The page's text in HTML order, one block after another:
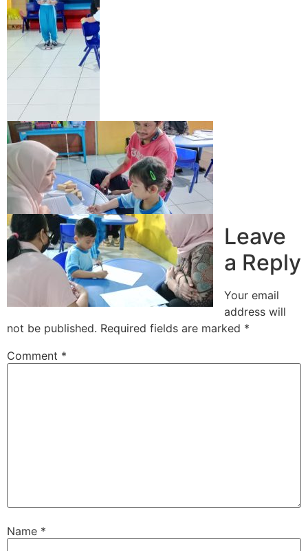
Leave
a Reply
Your email
address will
not be published. Required fields are marked *
Comment *
Name *